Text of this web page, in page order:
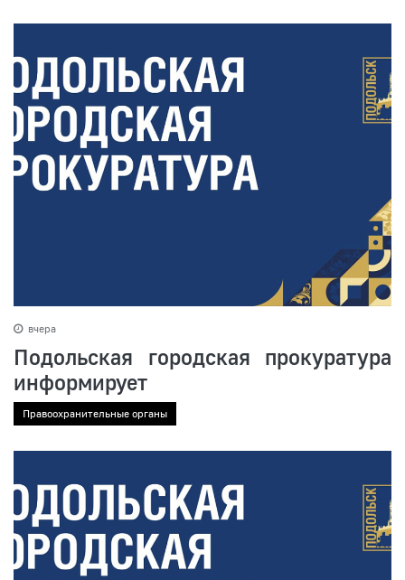
вчера
Подольская городская прокуратура
информирует
Правоохранительные органы